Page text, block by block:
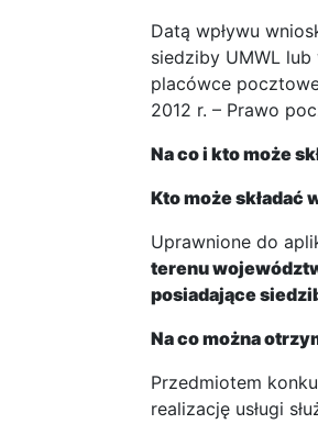
Datą wpływu
siedziby UMWL
placówce
2012 r. – Prawo
Na co i kto może
Kto może składać
Uprawnione do
terenu
posiadające
Na co można
Przedmiotem
realizację usługi